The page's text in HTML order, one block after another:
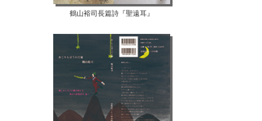
鶴山裕司長篇詩『聖遠耳』